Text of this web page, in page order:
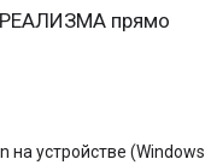
РЕАЛИЗМА прямо
на устройстве (Windows